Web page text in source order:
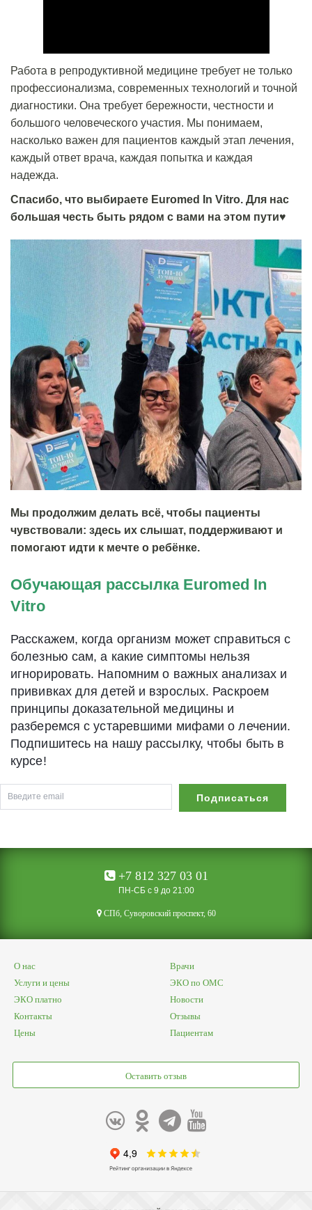
Работа в репродуктивной медицине требует не только
профессионализма, современных технологий и точной
диагностики. Она требует бережности, честности и
большого человеческого участия. Мы понимаем,
насколько важен для пациентов каждый этап лечения,
каждый ответ врача, каждая попытка и каждая
надежда.
Спасибо, что выбираете Euromed In Vitro. Для нас
большая честь быть рядом с вами на этом пути♥
Мы продолжим делать всё, чтобы пациенты
чувствовали: здесь их слышат, поддерживают и
помогают идти к мечте о ребёнке.
Обучающая рассылка Euromed In
Vitro
Расскажем, когда организм может справиться с
болезнью сам, а какие симптомы нельзя
игнорировать. Напомним о важных анализах и
прививках для детей и взрослых. Раскроем
принципы доказательной медицины и
разберемся с устаревшими мифами о лечении.
Подпишитесь на нашу рассылку, чтобы быть в
курсе!
+7 812 327 03 01
ПН-СБ с 9 до 21:00
CПб, Суворовский проспект, 60
О нас
Врачи
Услуги и цены
ЭКО по ОМС
ЭКО платно
Новости
Контакты
Отзывы
Цены
Пациентам
Оставить отзыв